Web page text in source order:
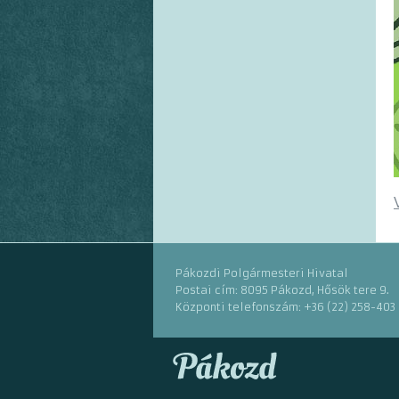
Pákozdi Polgármesteri Hivatal
Postai cím: 8095 Pákozd, Hősök tere 9.
Központi telefonszám: +36 (22) 258-403